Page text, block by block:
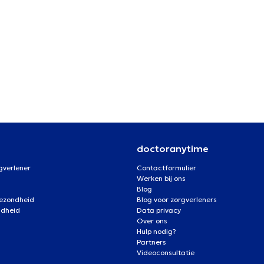
doctoranytime
Contactformulier
Werken bij ons
Blog
Blog voor zorgverleners
Data privacy
Over ons
Hulp nodig?
Partners
Videoconsultatie